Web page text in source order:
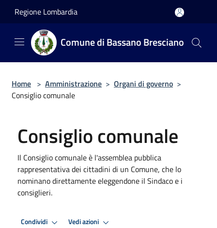
Regione Lombardia
Comune di Bassano Bresciano
Home > Amministrazione > Organi di governo >
Consiglio comunale
Consiglio comunale
Il Consiglio comunale è l'assemblea pubblica
rappresentativa dei cittadini di un Comune, che lo
nominano direttamente eleggendone il Sindaco e i
consiglieri.
Condividi Vedi azioni